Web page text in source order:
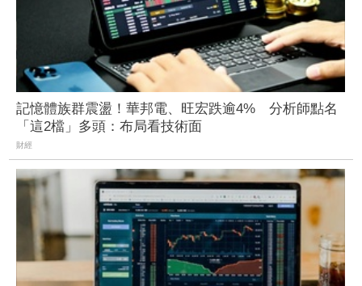
記憶體族群震盪！華邦電、旺宏跌逾4% 分析師點名
「這2檔」多頭：布局看技術面
財經